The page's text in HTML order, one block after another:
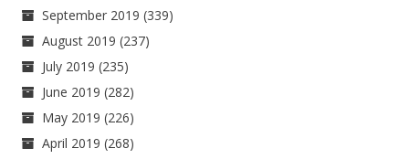
September 2019 (339)
August 2019 (237)
July 2019 (235)
June 2019 (282)
May 2019 (226)
April 2019 (268)